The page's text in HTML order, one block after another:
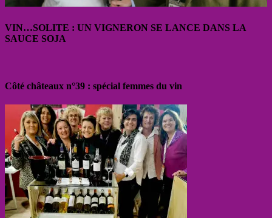
VIN…SOLITE : UN VIGNERON SE LANCE DANS LA
SAUCE SOJA
Côté châteaux n°39 : spécial femmes du vin